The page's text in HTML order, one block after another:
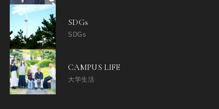
SDGs
SDGs
CAMPUS LIFE
大学生活